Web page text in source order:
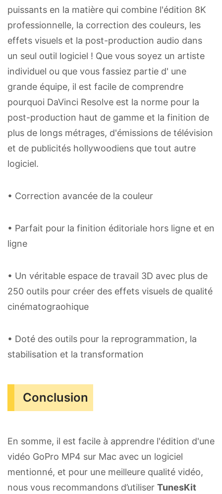
puissants en la matière qui combine l'édition 8K
professionnelle, la correction des couleurs, les
effets visuels et la post-production audio dans
un seul outil logiciel ! Que vous soyez un artiste
individuel ou que vous fassiez partie d' une
grande équipe, il est facile de comprendre
pourquoi DaVinci Resolve est la norme pour la
post-production haut de gamme et la finition de
plus de longs métrages, d'émissions de télévision
et de publicités hollywoodiens que tout autre
logiciel.
• Correction avancée de la couleur
• Parfait pour la finition éditoriale hors ligne et en
ligne
• Un véritable espace de travail 3D avec plus de
250 outils pour créer des effets visuels de qualité
cinématograohique
• Doté des outils pour la reprogrammation, la
stabilisation et la transformation
Conclusion
En somme, il est facile à apprendre l'édition d'une
vidéo GoPro MP4 sur Mac avec un logiciel
mentionné, et pour une meilleure qualité vidéo,
nous vous recommandons d’utiliser TunesKit